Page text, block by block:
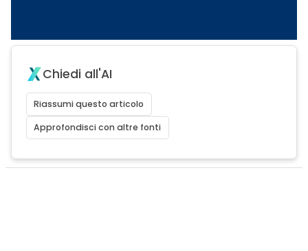
Chiedi all'AI
Riassumi questo articolo
Approfondisci con altre fonti